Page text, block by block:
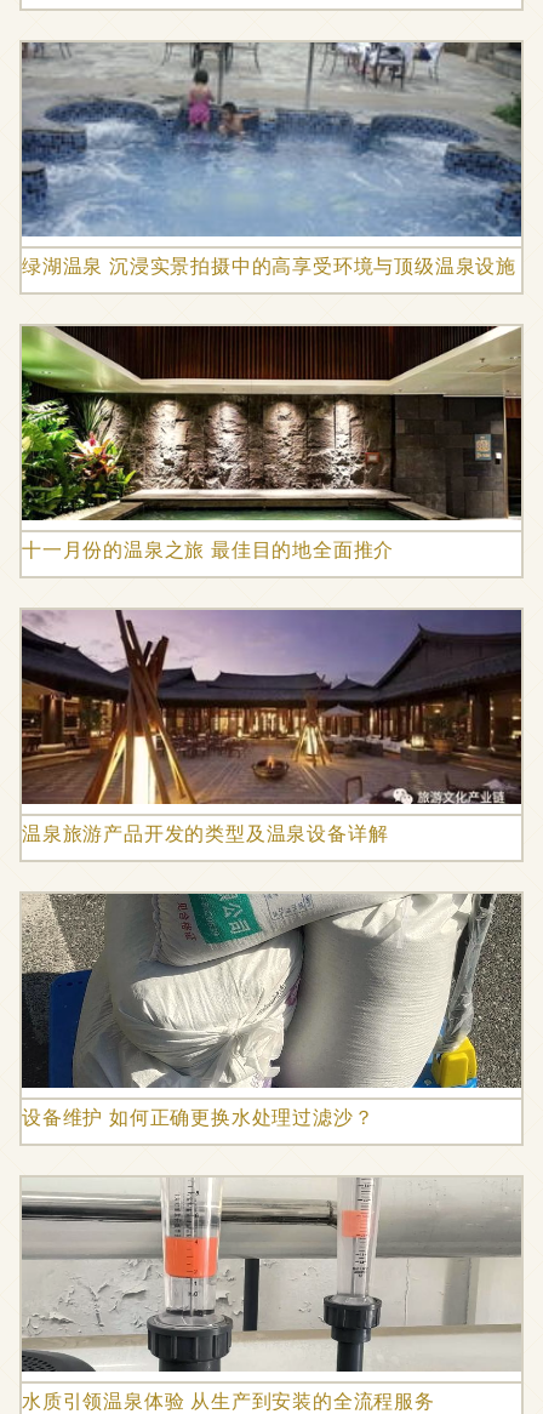
绿湖温泉 沉浸实景拍摄中的高享受环境与顶级温泉设施
十一月份的温泉之旅 最佳目的地全面推介
温泉旅游产品开发的类型及温泉设备详解
设备维护 如何正确更换水处理过滤沙？
水质引领温泉体验 从生产到安装的全流程服务